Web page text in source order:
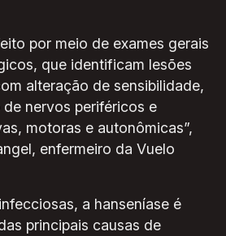
por meio de exames gerais
que identificam lesões
alteração de sensibilidade,
nervos periféricos e
motoras e autonômicas”,
enfermeiro da Vuelo
a hanseníase é
principais causas de